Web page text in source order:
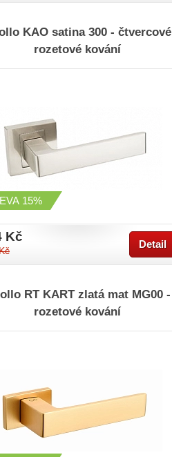
KAO satina 300 - čtvercové
rozetové kování
15%
Kč
Detail
RT KART zlatá mat MG00 -
rozetové kování